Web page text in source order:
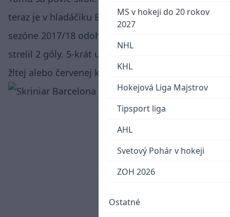
MS v hokeji do 20 rokov
2027
NHL
KHL
Hokejová Liga Majstrov
Tipsport liga
AHL
Svetový Pohár v hokeji
ZOH 2026
Ostatné
teraz je v hladáčiku Barcelony. V aktuálnej
sezóne 2017/18 odohral 11 zápasov, v ktorých
strelil 2 góly. 5-krát udržal čisté konto a to bez
žltej alebo červenej karty.